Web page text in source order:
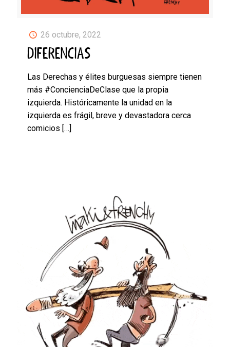
26 octubre, 2022
DIFERENCIAS
Las Derechas y élites burguesas siempre tienen
más #ConcienciaDeClase que la propia
izquierda. Históricamente la unidad en la
izquierda es frágil, breve y devastadora cerca
comicios […]